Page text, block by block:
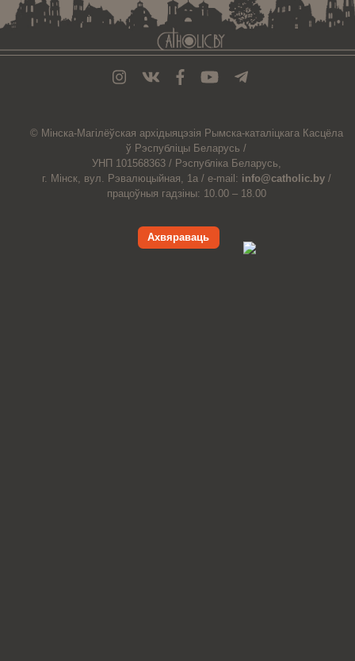
© Мiнска-Магiлёўская архiдыяцэзiя Рымска-каталіцкага Касцёла
ў Рэспубліцы Беларусь /
УНП 101568363 / Рэспубліка Беларусь,
г. Мінск, вул. Рэвалюцыйная, 1а / e-mail: info@catholic.by /
працоўныя гадзіны: 10.00 – 18.00
Ахвяраваць